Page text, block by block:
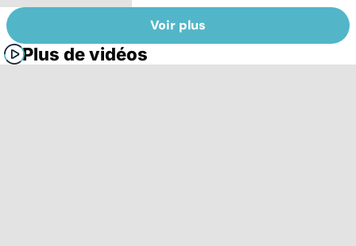
Voir plus
Plus de vidéos